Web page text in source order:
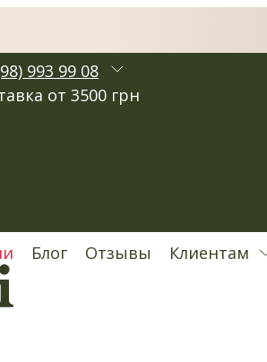
993 99 08
от 3500 грн
Блог Отзывы Клиентам